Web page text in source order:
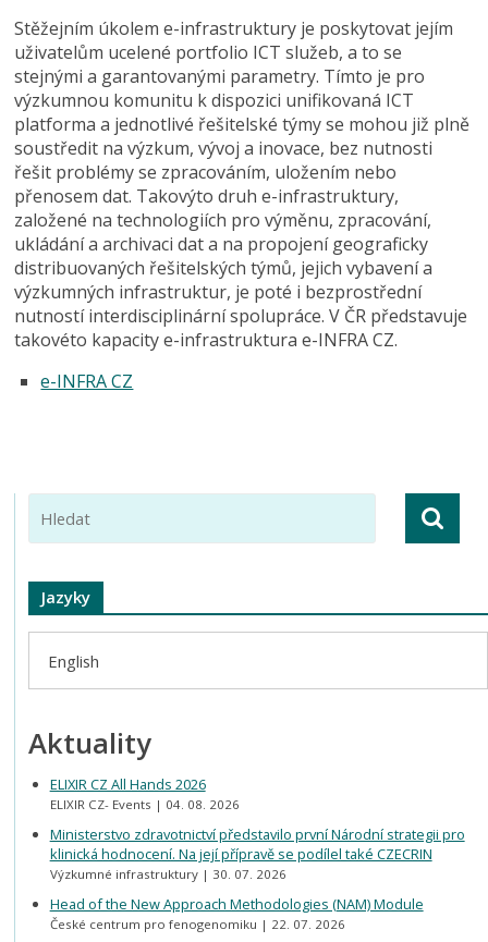
Stěžejním úkolem e-infrastruktury je poskytovat jejím
uživatelům ucelené portfolio ICT služeb, a to se
stejnými a garantovanými parametry. Tímto je pro
výzkumnou komunitu k dispozici unifikovaná ICT
platforma a jednotlivé řešitelské týmy se mohou již plně
soustředit na výzkum, vývoj a inovace, bez nutnosti
řešit problémy se zpracováním, uložením nebo
přenosem dat. Takovýto druh e-infrastruktury,
založené na technologiích pro výměnu, zpracování,
ukládání a archivaci dat a na propojení geograficky
distribuovaných řešitelských týmů, jejich vybavení a
výzkumných infrastruktur, je poté i bezprostřední
nutností interdisciplinární spolupráce. V ČR představuje
takovéto kapacity e-infrastruktura e-INFRA CZ.
e-INFRA CZ
Jazyky
English
Aktuality
ELIXIR CZ All Hands 2026
ELIXIR CZ- Events 04. 08. 2026
Ministerstvo zdravotnictví představilo první Národní strategii pro
klinická hodnocení. Na její přípravě se podílel také CZECRIN
Výzkumné infrastruktury 30. 07. 2026
Head of the New Approach Methodologies (NAM) Module
České centrum pro fenogenomiku 22. 07. 2026